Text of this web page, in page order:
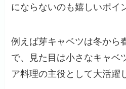
にならないのも嬉しいポイ
例えば芽キャベツは冬から
で、見た目は小さなキャベ
ア料理の主役として大活躍